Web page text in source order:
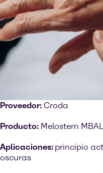
Proveedor: Croda
Producto: Melostem MBAL
Aplicaciones: principio
oscuras